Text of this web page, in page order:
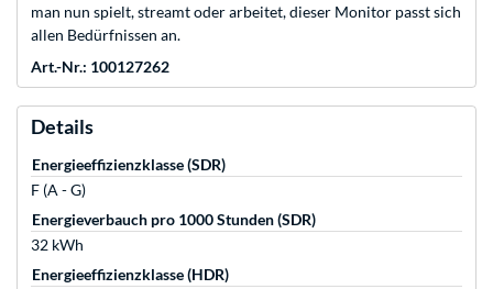
man nun spielt, streamt oder arbeitet, dieser Monitor passt sich
allen Bedürfnissen an.
Art.-Nr.: 100127262
Details
Energieeffizienzklasse (SDR)
F (A - G)
Energieverbauch pro 1000 Stunden (SDR)
32 kWh
Energieeffizienzklasse (HDR)